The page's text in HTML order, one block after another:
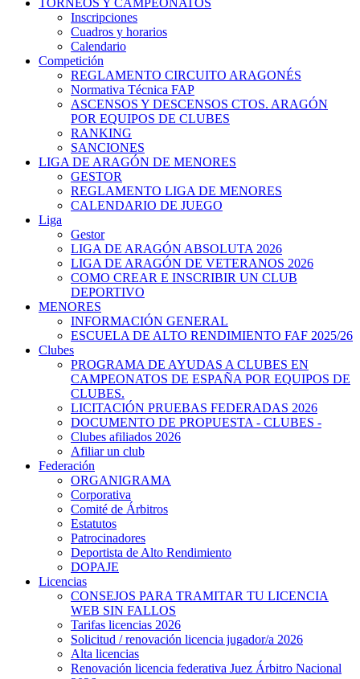
TORNEOS Y CAMPEONATOS
Inscripciones
Cuadros y horarios
Calendario
Competición
REGLAMENTO CIRCUITO ARAGONÉS
Normativa Técnica FAP
ASCENSOS Y DESCENSOS CTOS. ARAGÓN
POR EQUIPOS DE CLUBES
RANKING
SANCIONES
LIGA DE ARAGÓN DE MENORES
GESTOR
REGLAMENTO LIGA DE MENORES
CALENDARIO DE JUEGO
Liga
Gestor
LIGA DE ARAGÓN ABSOLUTA 2026
LIGA DE ARAGÓN DE VETERANOS 2026
COMO CREAR E INSCRIBIR UN CLUB
DEPORTIVO
MENORES
INFORMACIÓN GENERAL
ESCUELA DE ALTO RENDIMIENTO FAF 2025/26
Clubes
PROGRAMA DE AYUDAS A CLUBES EN
CAMPEONATOS DE ESPAÑA POR EQUIPOS DE
CLUBES.
LICITACIÓN PRUEBAS FEDERADAS 2026
DOCUMENTO DE PROPUESTA - CLUBES -
Clubes afiliados 2026
Afiliar un club
Federación
ORGANIGRAMA
Corporativa
Comité de Árbitros
Estatutos
Patrocinadores
Deportista de Alto Rendimiento
DOPAJE
Licencias
CONSEJOS PARA TRAMITAR TU LICENCIA
WEB SIN FALLOS
Tarifas licencias 2026
Solicitud / renovación licencia jugador/a 2026
Alta licencias
Renovación licencia federativa Juez Árbitro Nacional